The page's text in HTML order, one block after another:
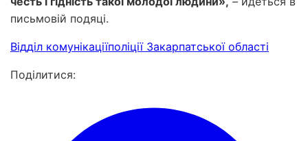
письмовій подяці.
Відділ комунікаціїполіції Закарпатської області
Поділитися: